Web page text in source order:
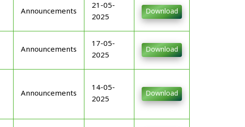
Announcements
21-05-
2025
Download
Announcements
17-05-
2025
Download
Announcements
14-05-
2025
Download